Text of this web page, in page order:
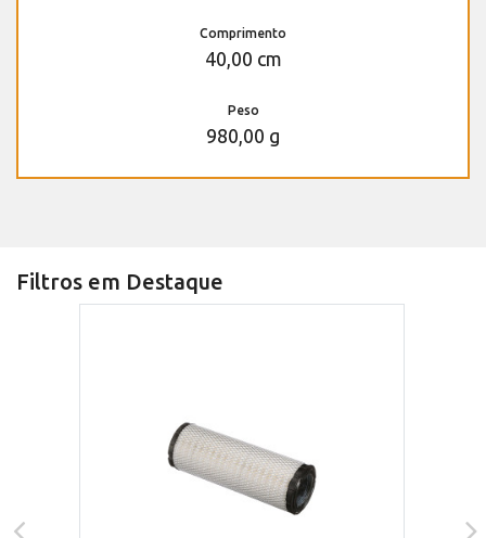
Comprimento
40,00 cm
Peso
980,00 g
Filtros em Destaque